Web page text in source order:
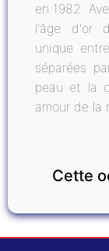
en 1982.
l'âge d'or
unique
séparées
peau et la
amour de la
Cette